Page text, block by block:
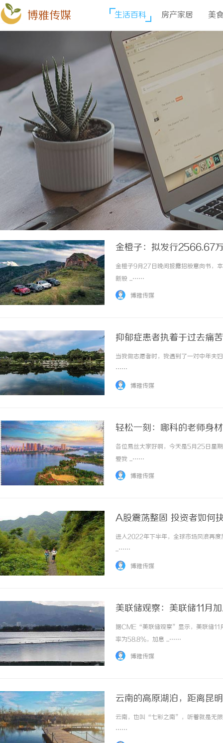
博雅传媒 生活百科 房产家居 美
金橙子：拟发行2566.67
金橙子9月27日晚间披露招股意向书，
新股 ...……
博雅传媒
抑郁症患者执着于过去痛
当我做志愿者时，我遇到了一对中年夫
……
博雅传媒
轻松一刻：哪科的老师身
各位易丝大家好啊，今天是5月25日星
爱我 ...……
博雅传媒
A股震荡整固 投资者如何
进入2022年下半年，全球市场风浪再
...……
博雅传媒
美联储观察：美联储11月
据CME“美联储观察”显示，美联储11
率为58.8%，加息 ...……
博雅传媒
云南的高原湖泊，距离昆
云南，也叫“七彩之南”，听着就是无限
……
小企业怎么靠GEO让AI